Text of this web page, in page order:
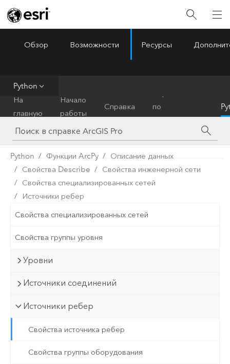
ArcGIS Pro
Обзор Возможности Ресурсы
Python
На
главную
Начало
работы
Справка
по
инструментам
Python Функции ArcPy
Описание данных
Свойства Describe
Свойства инженерной сети
Свойства специализированных сетей
Источники ребер
Свойства специализированных сетей
Свойства группы уровня
Уровни
Источники соединений
Источники ребер
Свойства источника ребер
Свойства группы оборудования